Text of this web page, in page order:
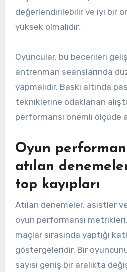
değerlendirilebilir ve iyi bir
yüksek olmalıdır.
Oyuncular, bu becerileri
antrenman seanslarında
yapmalıdır. Baskı altında
tekniklerine odaklanan
performansı önemli ölçüde
Oyun
atılan
top kayıpları
Atılan denemeler, asistler
oyun performansı
maçlar sırasında yaptığı
göstergeleridir. Bir
sayısı geniş bir aralıkta